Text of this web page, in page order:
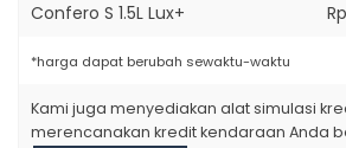
Confero S 1.5L Lux+
*harga dapat berubah sewaktu-waktu
Kami juga menyediakan alat simulasi
merencanakan kredit kendaraan Anda